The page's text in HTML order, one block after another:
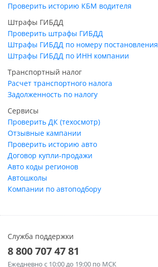
Проверить историю КБМ водителя
Штрафы ГИБДД
Проверить штрафы ГИБДД
Штрафы ГИБДД по номеру постановления
Штрафы ГИБДД по ИНН компании
Транспортный налог
Расчет транспортного налога
Задолженность по налогу
Сервисы
Проверить ДК (техосмотр)
Отзывные кампании
Проверить историю авто
Договор купли-продажи
Авто коды регионов
Автошколы
Компании по автоподбору
Служба поддержки
8 800 707 47 81
Ежедневно с 10:00 до 19:00 по МСК